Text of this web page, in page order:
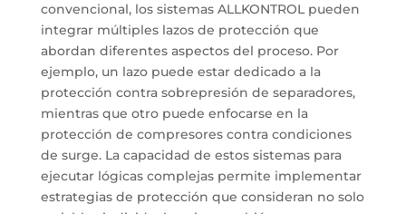
convencional, los sistemas ALLKONTROL pueden
integrar múltiples lazos de protección que
abordan diferentes aspectos del proceso. Por
ejemplo, un lazo puede estar dedicado a la
protección contra sobrepresión de separadores,
mientras que otro puede enfocarse en la
protección de compresores contra condiciones
de surge. La capacidad de estos sistemas para
ejecutar lógicas complejas permite implementar
estrategias de protección que consideran no solo